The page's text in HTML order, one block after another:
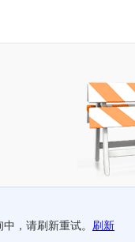
，请刷新重试。 刷新